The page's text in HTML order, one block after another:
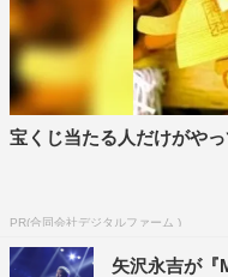
宝くじ当たる人だけがや
PR(合同会社デジタルファーム )
矢沢永吉が『